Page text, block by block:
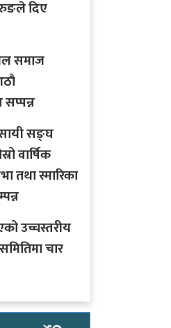
दिए
समाज
सङ्घ
वार्षिक
तथा स्मारिका
उच्चस्तरीय
चार